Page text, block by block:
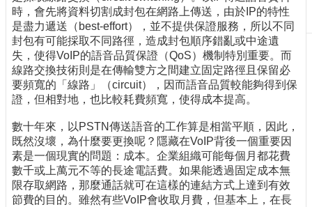
校
務
服
務
專
題
報
導
技
術
論
壇
時，會先將資料切割成封包在網路上傳送，由於IP的特性
是盡力遞送（best-effort），並不提供保證服務，所以不同
封包有可能採取不同路徑，造成封包順序錯亂或中途遺
失，使得VoIP的語音品質保證（QoS）機制特別重要。而
線路交換技術則是在傳輸雙方之間建立固定路徑且保留必
要頻寬的「線路」（circuit），因而語音品質較能夠得到保
證，但相對地，也比較耗費頻寬，使得成本提高。
數十年來，以PSTN傳送語音的工作算是相當平順，因此，
既然沒壞，為什麼要更換呢？隱藏在VoIP背後一個重要因
素是一個現實的問題：成本。企業組織可能每個月都花費
數千或上萬元不等的長途電話費。如果能透過固定成本無
限存取網路，那麼通話就可在這樣的連結方式上達到有效
節費的目的。雖然有些VoIP會收取月費，但基本上，在長